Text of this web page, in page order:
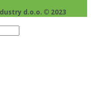
d.o.o. © 2023